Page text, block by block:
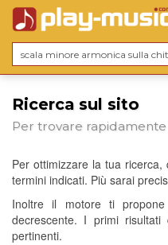
Ricerca sul sito
Per trovare
Per ottimizzare la tua
termini indicati. Più sarai
Inoltre il motore ti
decrescente. I primi
pertinenti.